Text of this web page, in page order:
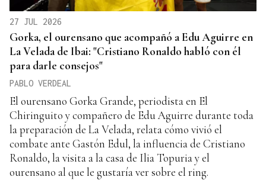
27 JUL 2026
Gorka, el ourensano que acompañó a Edu Aguirre en
La Velada de Ibai: "Cristiano Ronaldo habló con él
para darle consejos"
PABLO VERDEAL
El ourensano Gorka Grande, periodista en El
Chiringuito y compañero de Edu Aguirre durante toda
la preparación de La Velada, relata cómo vivió el
combate ante Gastón Edul, la influencia de Cristiano
Ronaldo, la visita a la casa de Ilia Topuria y el
ourensano al que le gustaría ver sobre el ring.